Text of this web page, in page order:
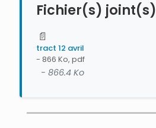
Fichier(s) joint(s)
📄
tract 12 avril
- 866 Ko, pdf
- 866.4 Ko